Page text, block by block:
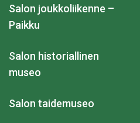
Salon joukkoliikenne –
Paikku
Salon historiallinen
museo
Salon taidemuseo